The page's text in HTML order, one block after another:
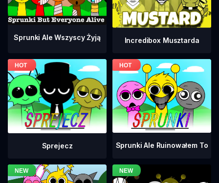
Sprunki Ale Wszyscy Żyją Incredibox Musztarda
Sprejecz Sprunki Ale Ruinowałem To